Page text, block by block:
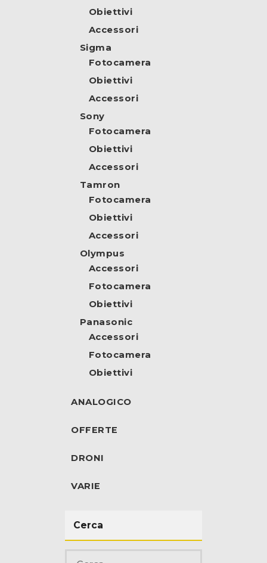
Obiettivi
Accessori
Sigma
Fotocamera
Obiettivi
Accessori
Sony
Fotocamera
Obiettivi
Accessori
Tamron
Fotocamera
Obiettivi
Accessori
Olympus
Accessori
Fotocamera
Obiettivi
Panasonic
Accessori
Fotocamera
Obiettivi
ANALOGICO
OFFERTE
DRONI
VARIE
Cerca